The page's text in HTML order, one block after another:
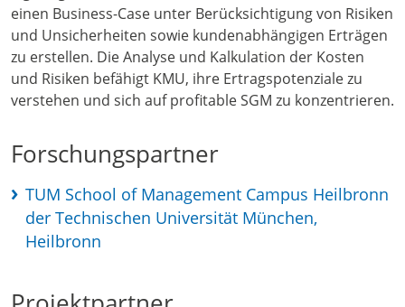
einen Business-Case unter Berücksichtigung von Risiken
und Unsicherheiten sowie kundenabhängigen Erträgen
zu erstellen. Die Analyse und Kalkulation der Kosten
und Risiken befähigt KMU, ihre Ertragspotenziale zu
verstehen und sich auf profitable SGM zu konzentrieren.
Forschungspartner
TUM School of Management Campus Heilbronn
der Technischen Universität München,
Heilbronn